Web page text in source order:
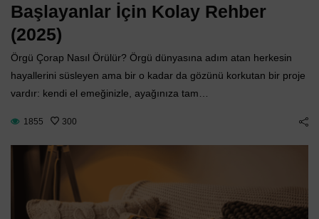
Başlayanlar İçin Kolay Rehber
(2025)
Örgü Çorap Nasıl Örülür? Örgü dünyasına adım atan herkesin
hayallerini süsleyen ama bir o kadar da gözünü korkutan bir proje
vardır: kendi el emeğinizle, ayağınıza tam…
1855 300